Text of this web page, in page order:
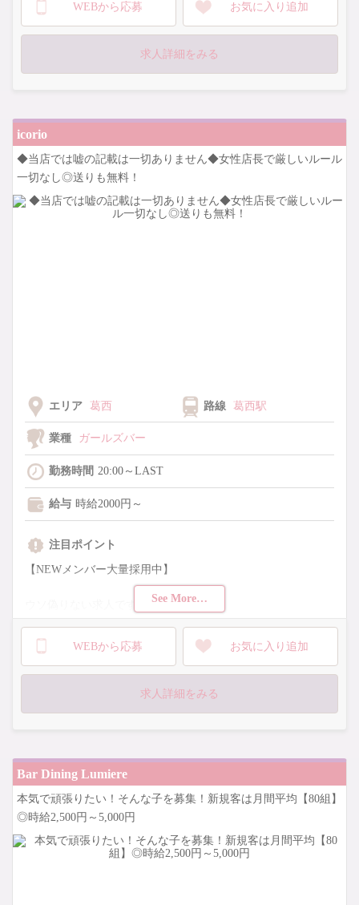
【未経験者の方も大歓迎！！】
〈ノルマ〉などもありませんので楽しく働けます
WEBから応募 お気に入り追加
求人詳細をみる
icorio
◆当店では嘘の記載は一切ありません◆女性店長で厳しいルール
一切なし◎送りも無料！
エリア 葛西 路線 葛西駅
業種 ガールズバー
勤務時間 20:00～LAST
給与 時給2000円～
See More…
注目ポイント
【NEWメンバー大量採用中】
ウソ偽りない求人です！！
・全員時給2,000円以上スタート
※規定あり
などなど嬉しい待遇が盛りだくさん！
この機会に是非ご応募ください！
詳しくは詳細をチェック◎
WEBから応募 お気に入り追加
求人詳細をみる
Bar Dining Lumiere
本気で頑張りたい！そんな子を募集！新規客は月間平均【80組】
◎時給2,500円～5,000円